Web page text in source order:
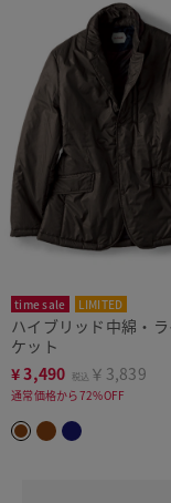
time sale LIMITED
ハイブリッド中綿・
ケット
¥3,490 税込 ￥3,839
通常価格から72%OFF